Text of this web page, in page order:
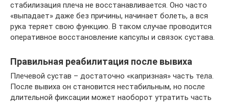
стабилизация плеча не восстанавливается. Оно часто
«выпадает» даже без причины, начинает болеть, а вся
рука теряет свою функцию. В таком случае проводится
оперативное восстановление капсулы и связок сустава.
Правильная реабилитация после вывиха
Плечевой сустав – достаточно «капризная» часть тела.
После вывиха он становится нестабильным, но после
длительной фиксации может наоборот утратить часть